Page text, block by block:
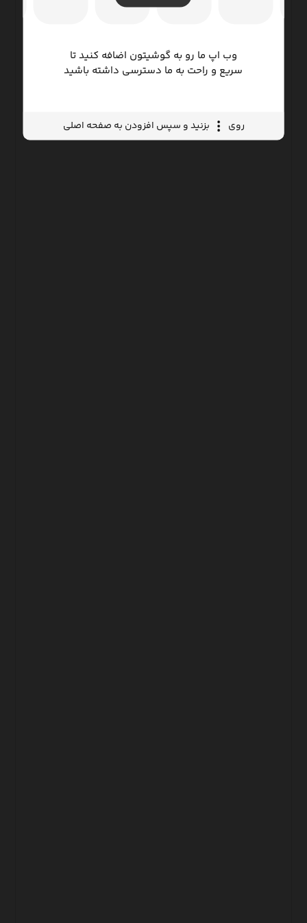
وب اپ ما رو به گوشیتون اضافه کنید تا
سریع و راحت به ما دسترسی داشته باشید
روی بزنید و سپس افزودن به صفحه اصلی